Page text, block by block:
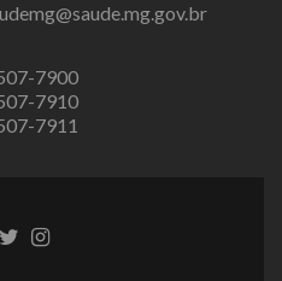
7900
7910
7911
LinkLink